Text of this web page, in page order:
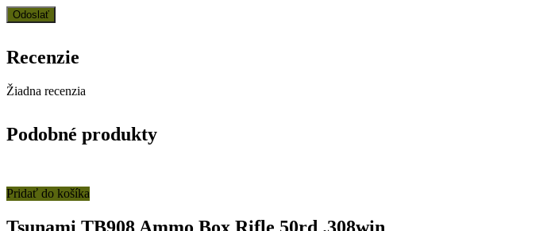
Recenzie
Žiadna recenzia
Podobné produkty
Pridať do košíka
Tsunami TB908 Ammo Box Rifle 50rd .308win